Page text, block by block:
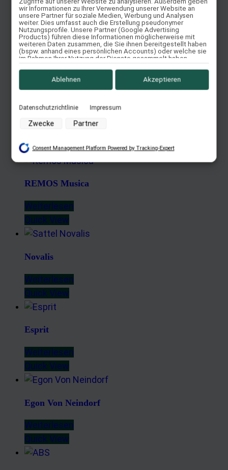
REMOS Eterna
Weiterlesen
Quick View
Somero Elegance
Quick View
REMOS Musica
Weiterlesen
Quick View
Novalis
Weiterlesen
Quick View
Esprit
Weiterlesen
Quick View
Egon Von Neindorf
Weiterlesen
Quick View
wir Informationen zu Ihrer Verwendung unserer Website an
unsere Partner für soziale Medien, Werbung und Analysen
weiter. Dies umfasst auch die Erstellung pseudonymer
Nutzungsprofile. Unsere Partner (Google Advertising
Products) führen diese Informationen möglicherweise mit
weiteren Daten zusammen, die Sie ihnen bereitgestellt haben
(bspw. anhand eines persönlichen Accounts) oder welche sie
im Rahmen Ihrer Nutzung der Dienste gesammelt haben
Nutzung von Cookies und Pixeln können Sie jederzeit
widerrufen, indem Sie auf den Datenschutz-Button links unten
Zwecke der Datenverarbeitung durch unsere Partner:
Endgerät
Verwendung von Profilen zur Auswahl personalisierter Werbung
Verwendung von Profilen zur Auswahl personalisierter Inhalte
Messung der Werbeleistung
Messung der Performance von Inhalten
Entwicklung und Verbesserung der Angebote
Verwendung reduzierter Daten zur Auswahl von Inhalten
Besondere Features:
Verwendung genauer Standortdaten
Datenschutzrichtlinie Impressum
Zwecke Partner
Ablehnen Akzeptieren
Consent Management Platform Powered by Tracking-Expert